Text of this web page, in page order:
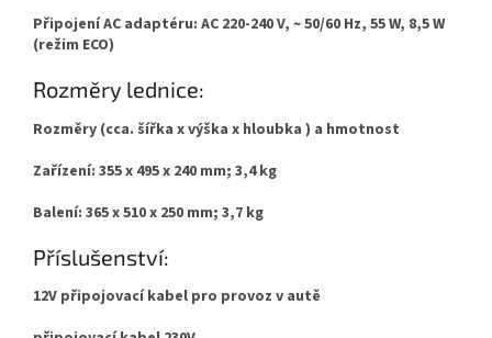
Připojení AC adaptéru: AC 220-240 V, ~ 50/60 Hz, 55 W, 8,5 W
(režim ECO)
Rozměry lednice:
Rozměry (cca. šířka x výška x hloubka ) a hmotnost
Zařízení: 355 x 495 x 240 mm; 3,4 kg
Balení: 365 x 510 x 250 mm; 3,7 kg
Příslušenství:
12V připojovací kabel pro provoz v autě